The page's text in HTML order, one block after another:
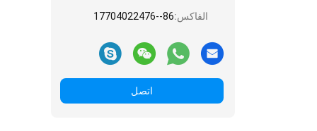
الفاكس:86--17704022476
اتصل